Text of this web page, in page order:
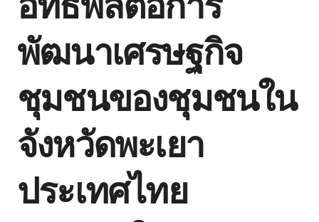
อิทธิพลต่อการ
พัฒนาเศรษฐกิจ
ชุมชนของชุมชนใน
จังหวัดพะเยา
ประเทศไทย